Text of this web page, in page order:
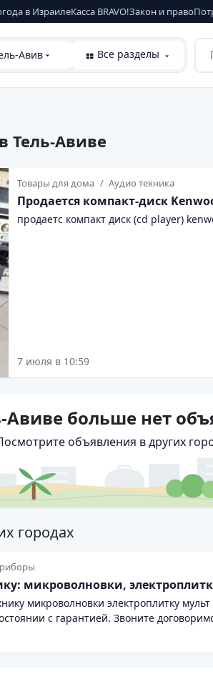
в ИзраилеКасса BRAVO!Закон и право
Авив Все разделы
в Тель-Авиве
Товары для дома Аудио техника
Продается компакт-диск
продаетс компакт диск (cd player)
7 июля в 10:59
Авиве больше нет
объявления в других
городах
микроволновки,
микроволновки электроплитку
с гарантией. Звоните